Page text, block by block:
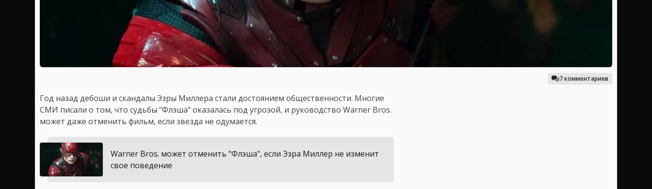
7 комментариев
Год назад дебоши и скандалы Эзры Миллера стали достоянием общественности. Многие
СМИ писали о том, что судьбы "Флэша" оказалась под угрозой, и руководство Warner Bros.
может даже отменить фильм, если звезда не одумается.
Warner Bros. может отменить "Флэша", если Эзра Миллер не изменит
свое поведение